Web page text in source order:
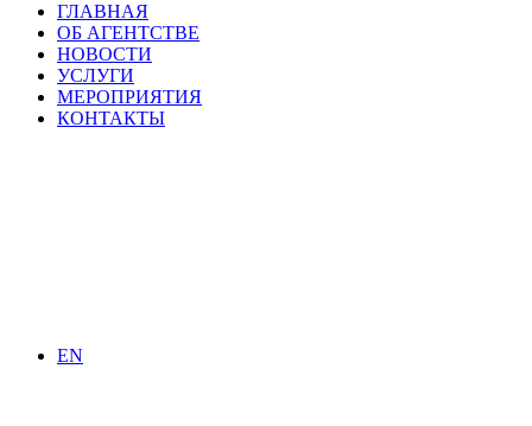
ГЛАВНАЯ
ОБ АГЕНТСТВЕ
НОВОСТИ
УСЛУГИ
МЕРОПРИЯТИЯ
КОНТАКТЫ
EN